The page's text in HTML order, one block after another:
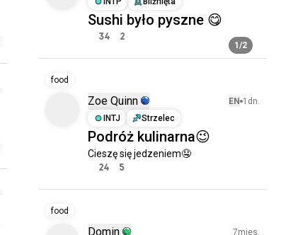
Sushi było pyszne 😋
1/2
34 2
food
Zoe Quinn EN 1dn.
INTJ
Strzelec
Podróż kulinarna😉
Cieszę się jedzeniem🤤
24 5
food
Domin 7mies.